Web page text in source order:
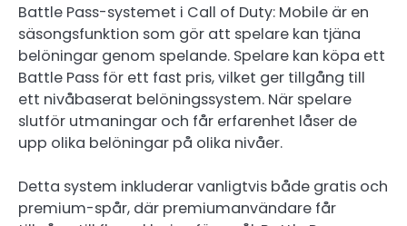
Battle Pass-systemet i Call of Duty: Mobile är en
säsongsfunktion som gör att spelare kan tjäna
belöningar genom spelande. Spelare kan köpa ett
Battle Pass för ett fast pris, vilket ger tillgång till
ett nivåbaserat belöningssystem. När spelare
slutför utmaningar och får erfarenhet låser de
upp olika belöningar på olika nivåer.
Detta system inkluderar vanligtvis både gratis och
premium-spår, där premiumanvändare får